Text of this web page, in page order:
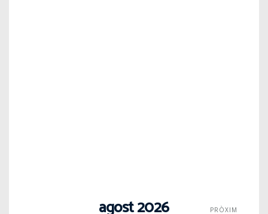
agost 2026 PRÒXIM